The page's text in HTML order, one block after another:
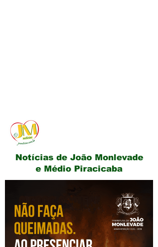
Notícias de João Monlevade
e Médio Piracicaba